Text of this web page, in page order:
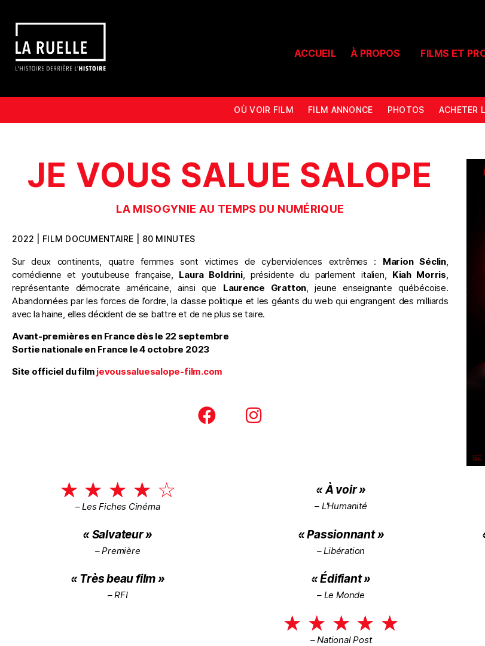
ACCUEIL À PROPOS FILMS ET
OÙ VOIR FILM FILM ANNONCE PHOTOS ACHETER
JE VOUS SALUE SALOPE
LA MISOGYNIE AU TEMPS DU NUMÉRIQUE
2022 | FILM DOCUMENTAIRE | 80 MINUTES
Sur deux continents, quatre femmes sont victimes de cyberviolences extrêmes : Marion Séclin,
comédienne et youtubeuse française, Laura Boldrini, présidente du parlement italien, Kiah Morris
représentante démocrate américaine, ainsi que Laurence Gratton , jeune enseignante québécoise.
Abandonnées par les forces de l’ordre, la classe politique et les géants du web qui engrangent des milliards
avec la haine, elles décident de se battre et de ne plus se taire.
Avant-premières en France dès le 22 septembre
Sortie nationale en France le 4 octobre 2023
Site officiel du film jevoussaluesalope-film.com
☆ ☆ ☆ ☆ ☆
– Les Fiches Cinéma
« À voir »
– L'Humanité
« Salvateur »
– Première
« Passionnant »
– Libération
« Très beau film »
– RFI
« Édifiant »
– Le Monde
★ ★ ★ ★ ★
– National Post